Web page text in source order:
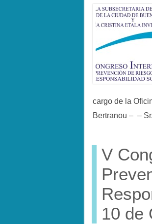
cargo de la
Bertranou – –
V
10 de